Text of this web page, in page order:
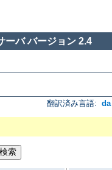
ーバ バージョン 2.4
翻訳済み言語: da